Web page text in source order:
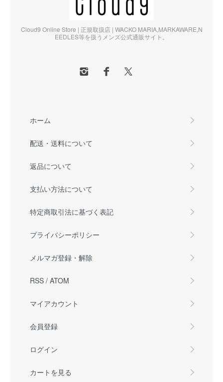
Cloud9 Online Store | 正規取扱店 | WACKO MARIA,MARKAWARE,N
EEDLES等を扱うメンズ公式通販サイト。
ホーム
配送・送料について
返品について
支払い方法について
特定商取引法に基づく表記
プライバシーポリシー
メルマガ登録・解除
RSS / ATOM
マイアカウント
会員登録
ログイン
カートを見る